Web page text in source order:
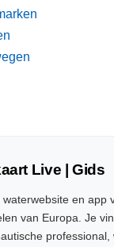
Live | Gids
en app
van Europa. Je
professional,